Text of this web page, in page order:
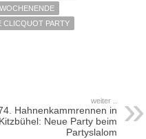
CLICQUOT PARTY
weiter ..
Hahnenkammrennen in
Kitzbühel: Neue Party beim
Partyslalom